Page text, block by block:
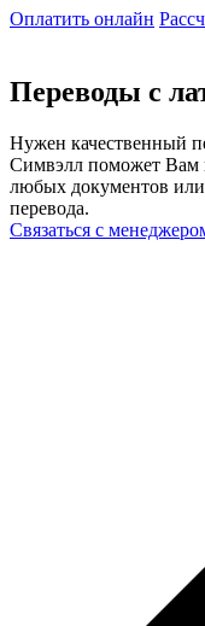
Оплатить онлайн
Переводы с
Нужен качественный
Симвэлл поможет Вам
любых документов или
перевода.
Связаться с